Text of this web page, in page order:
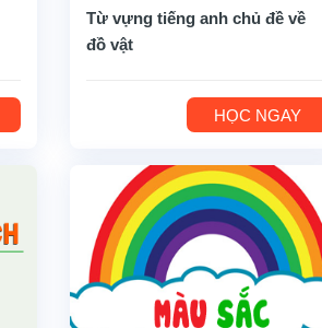
Từ vựng tiếng anh chủ đề về
đồ vật
HỌC NGAY